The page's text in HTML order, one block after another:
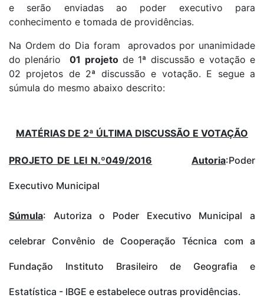
e serão enviadas ao poder executivo para
conhecimento e tomada de providências.
Na Ordem do Dia foram aprovados por unanimidade
do plenário01 projetode 1ª discussão e votação e
02 projetos de 2ª discussão e votação. E segue a
súmula do mesmo abaixo descrito:
MATÉRIAS DE 2ª ÚLTIMA DISCUSSÃO E VOTAÇÃO
PROJETO DE LEI N.º049/2016 Autoria:Poder
Executivo Municipal
Súmula: Autoriza o Poder Executivo Municipal a
celebrar Convênio de Cooperação Técnica com a
Fundação Instituto Brasileiro de Geografia e
Estatística - IBGE e estabelece outras providências.